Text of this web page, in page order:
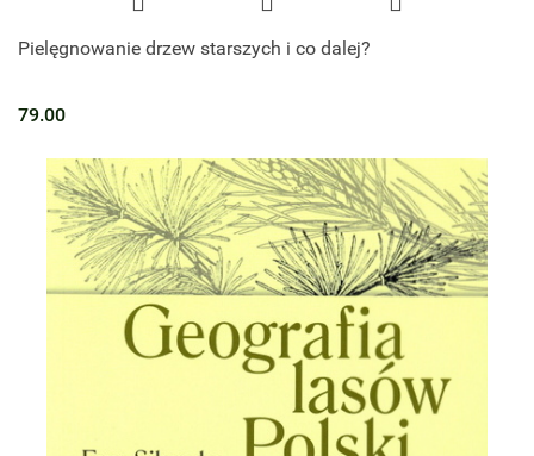
Pielęgnowanie drzew starszych i co dalej?
79.00